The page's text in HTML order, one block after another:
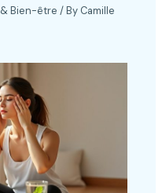
Bien-être / By Camille